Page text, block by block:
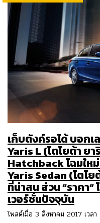
เก็บตังค์รอได้ บอกเ
Yaris L (โตโยต้า ย
Hatchback โฉมใ
Yaris Sedan (โตโ
ที่น่าสน ส่วน “ราคา”
เวอร์ชั่นปัจจุบัน
โพสต์เมื่อ 3 สิงหาคม 2017 เวล